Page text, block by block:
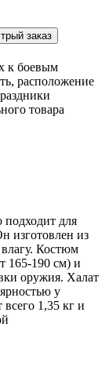
заказ
к боевым
расположение
товара
для
изготовлен из
Костюм
165-190 см) и
оружия. Халат
у
1,35 кг и